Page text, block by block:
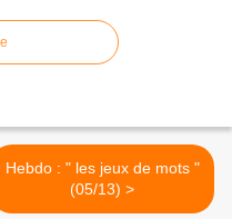
Hebdo : " les jeux de mots "
(05/13) >